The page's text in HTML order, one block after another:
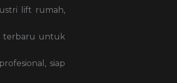
lift rumah,
terbaru untuk
siap